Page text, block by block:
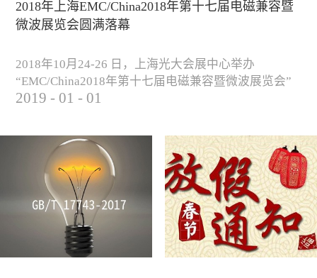
2018年上海EMC/China2018年第十七届电磁兼容暨
微波展览会圆满落幕
2018年10月24-26 日，上海光大会展中心举办
“EMC/China2018年第十七届电磁兼容暨微波展览会”
圆满落幕。我公司与来自军工、汽车、科研院校、通
状与未来，并展出测试、整改等行业尖端设备，吸引
业内外人士参观驻足。展会期间我公司举办了《电磁
兼容测试和设计技术》技术讲座，本次讲座同时特邀
德国Langer公司资深工程师Lars Glaesser...
2019 - 01 - 01